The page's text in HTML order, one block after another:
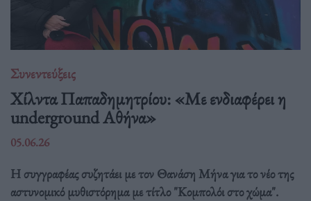
Συνεντεύξεις
Χίλντα Παπαδημητρίου: «Με ενδιαφέρει η
underground Αθήνα»
05.06.26
Η συγγραφέας συζητάει με τον Θανάση Μήνα για το νέο της
αστυνομικό μυθιστόρημα με τίτλο "Κομπολόι στο χώμα".